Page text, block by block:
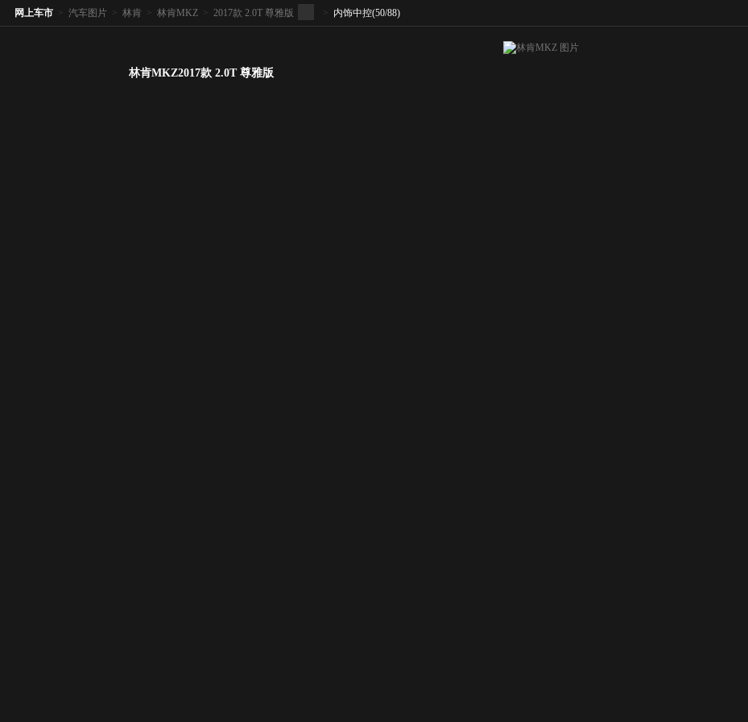
网上车市 > 汽车图片 > 林肯 > 林肯MKZ > 2017款 2.0T 尊雅版 > 内饰中控(50/88)
林肯MKZ2017款 2.0T 尊雅版